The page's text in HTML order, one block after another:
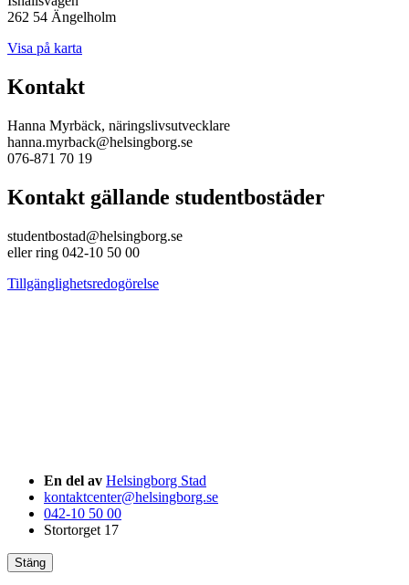
262 54 Ängelholm
Visa på karta
Kontakt
Hanna Myrbäck, näringslivsutvecklare
hanna.myrback@helsingborg.se
076-871 70 19
Kontakt gällande studentbostäder
studentbostad@helsingborg.se
eller ring 042-10 50 00
Tillgänglighetsredogörelse
En del av Helsingborg Stad
kontaktcenter@helsingborg.se
042-10 50 00
Stortorget 17
Stäng